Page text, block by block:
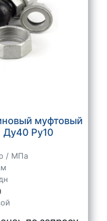
муфтовый
Ду40 Ру10
/ МПа